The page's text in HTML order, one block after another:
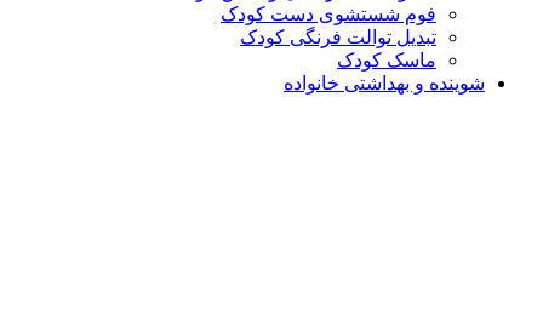
فوم شستشوی دست کودک
تبدیل توالت فرنگی کودک
ماسک کودک
شوینده و بهداشتی خانواده